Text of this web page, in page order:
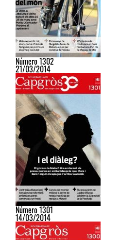
Número 1302
21/03/2014
Número 1301
14/03/2014